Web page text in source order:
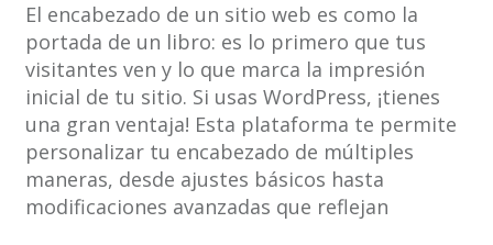
El encabezado de un sitio web es como la
portada de un libro: es lo primero que tus
visitantes ven y lo que marca la impresión
inicial de tu sitio. Si usas WordPress, ¡tienes
una gran ventaja! Esta plataforma te permite
personalizar tu encabezado de múltiples
maneras, desde ajustes básicos hasta
modificaciones avanzadas que reflejan